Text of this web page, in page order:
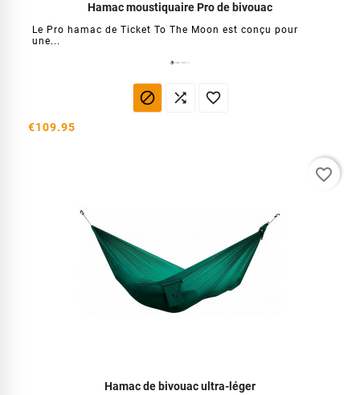
Hamac moustiquaire Pro de bivouac
Le Pro hamac de Ticket To The Moon est conçu pour
une...
  
€109.95
Hamac de bivouac ultra-léger
favorite_border